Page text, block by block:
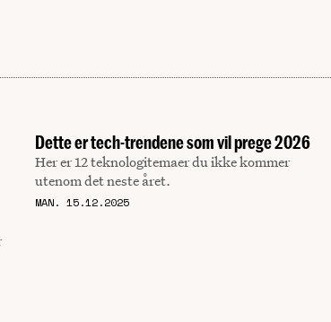
Dette er tech-trendene som vil prege 2026
Her er 12 teknologi­temaer du ikke kommer
utenom det neste året.
MAN. 15.12.2025